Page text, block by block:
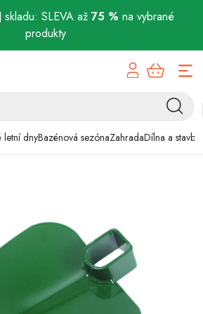
skladu: SLEVA až 75 % na vybrané
produkty
letní dnyBazénová sezónaZahradaDílna a stavba